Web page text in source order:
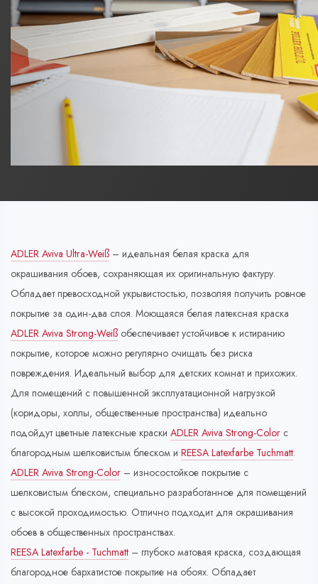
ADLER Aviva Ultra-Weiß – идеальная белая краска для
окрашивания обоев, сохраняющая их оригинальную фактуру.
Обладает превосходной укрывистостью, позволяя получить ровное
покрытие за один-два слоя. Моющаяся белая латексная краска
ADLER Aviva Strong-Weiß обеспечивает устойчивое к истиранию
покрытие, которое можно регулярно очищать без риска
повреждения. Идеальный выбор для детских комнат и прихожих.
Для помещений с повышенной эксплуатационной нагрузкой
(коридоры, холлы, общественные пространства) идеально
подойдут цветные латексные краски ADLER Aviva Strong-Color с
благородным шелковистым блеском и REESA Latexfarbe Tuchmatt.
ADLER Aviva Strong-Color – износостойкое покрытие с
шелковистым блеском, специально разработанное для помещений
с высокой проходимостью. Отлично подходит для окрашивания
обоев в общественных пространствах.
REESA Latexfarbe - Tuchmatt – глубоко матовая краска, создающая
благородное бархатистое покрытие на обоях. Обладает